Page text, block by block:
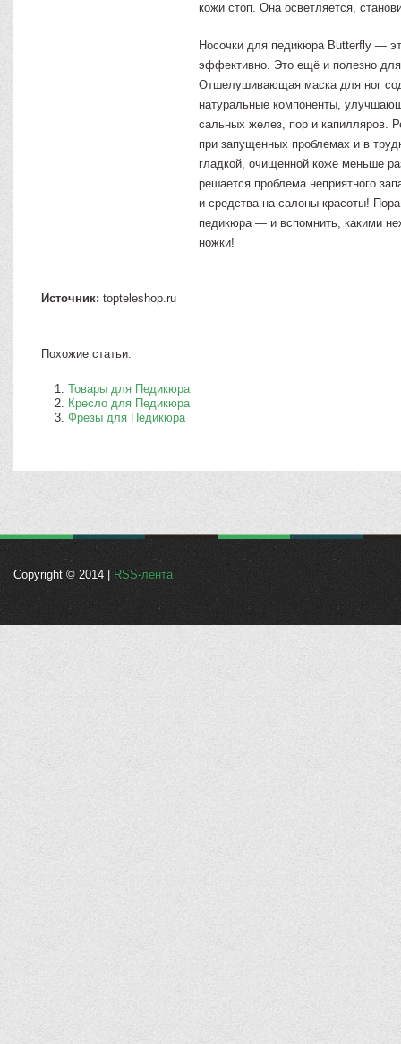
кожи стоп. Она осветляется,
Носочки для педикюра Butterfly —
эффективно. Это ещё и полезно
Отшелушивающая маска для ног
натуральные компоненты,
сальных желез, пор и капилляров.
при запущенных проблемах и в
гладкой, очищенной коже меньше
решается проблема неприятного
и средства на салоны красоты!
педикюра — и вспомнить, какими
ножки!
Источник: topteleshop.ru
Похожие статьи:
Товары для Педикюра
Кресло для Педикюра
Фрезы для Педикюра
Copyright © 2014 | RSS-лента